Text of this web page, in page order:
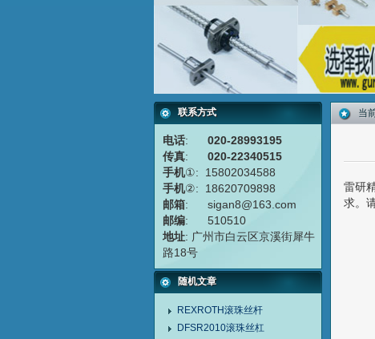
联系方式
电话: 020-28993195
传真:
020-22340515
手机①: 15802034588
手机②: 18620709898
邮箱: sigan8@163.com
邮编: 510510
地址: 广州市白云区京溪街犀牛
路18号
随机文章
REXROTH滚珠丝杆
DFSR2010滚珠丝杠
当
雷研
求。